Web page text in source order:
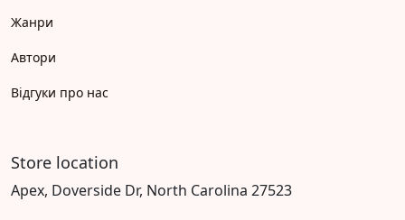
Жанри
Автори
Відгуки про нас
Store location
Apex, Doverside Dr, North Carolina 27523